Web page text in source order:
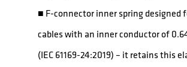
■ F-connector inner spring designed
cables with an inner conductor of
(IEC 61169-24:2019) – it retains this